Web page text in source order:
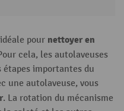
pour nettoyer en
cela, les autolaveuses
importantes du
une autolaveuse, vous
. La rotation du mécanisme